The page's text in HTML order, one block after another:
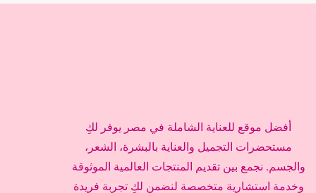
أفضل موقع للعناية الشاملة في مصر يوفر لكِ
مستحضرات التجميل والعناية بالبشرة، الشعر،
والجسم. نجمع بين تقديم المنتجات العالمية الموثوقة
وخدمة استشارية متخصصة لنضمن لكِ تجربة فريدة